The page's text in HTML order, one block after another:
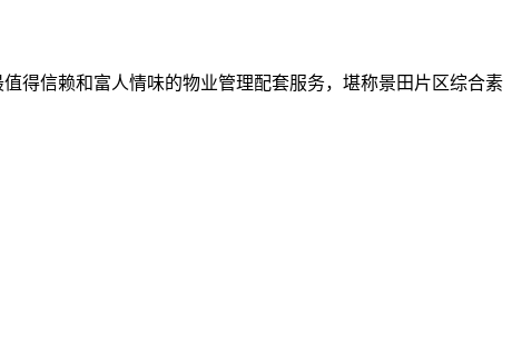
得信赖和富人情味的物业管理配套服务，堪称景田片区综合素